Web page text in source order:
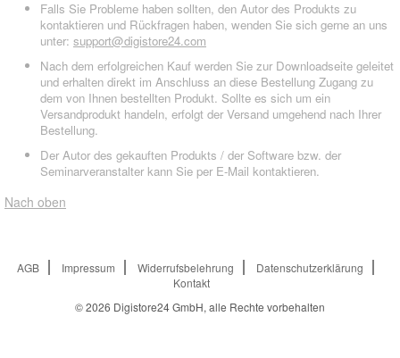
Falls Sie Probleme haben sollten, den Autor des Produkts zu
kontaktieren und Rückfragen haben, wenden Sie sich gerne an uns
unter: support@digistore24.com
Nach dem erfolgreichen Kauf werden Sie zur Downloadseite geleitet
und erhalten direkt im Anschluss an diese Bestellung Zugang zu
dem von Ihnen bestellten Produkt. Sollte es sich um ein
Versandprodukt handeln, erfolgt der Versand umgehend nach Ihrer
Bestellung.
Der Autor des gekauften Produkts / der Software bzw. der
Seminarveranstalter kann Sie per E-Mail kontaktieren.
Nach oben
AGB Impressum Widerrufsbelehrung
Datenschutzerklärung
Kontakt
© 2026 Digistore24 GmbH, alle Rechte vorbehalten